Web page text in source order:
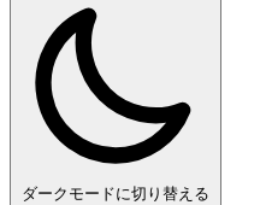
ダークモードに切り替える